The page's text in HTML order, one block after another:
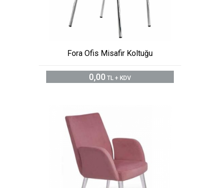
Fora Ofis Misafir Koltuğu
0,00 TL + KDV